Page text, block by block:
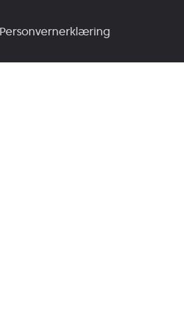
Personvernerklæring